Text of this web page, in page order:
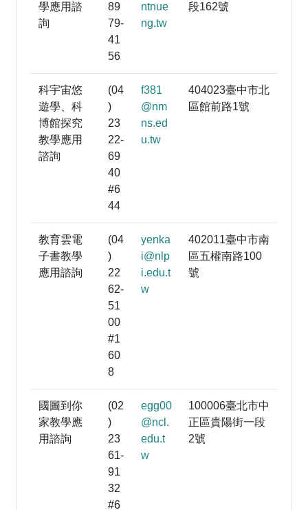
學應用諮
詢
89
79-
41
56
ntnue
ng.tw
段162號
科宇宙悠
遊學、科
博館探究
教學應用
諮詢
(04
)
23
22-
69
40
#6
44
f381
@nm
ns.ed
u.tw
404023臺中市北
區館前路1號
教育雲電
子書教學
應用諮詢
(04
)
22
62-
51
00
#1
60
8
yenka
i@nlp
i.edu.t
w
402011臺中市南
區五權南路100
號
國圖到你
家教學應
用諮詢
(02
)
23
61-
91
32
#6
egg00
@ncl.
edu.t
w
100006臺北市中
正區貴陽街一段
2號